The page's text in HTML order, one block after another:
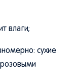
влаги;
сухие